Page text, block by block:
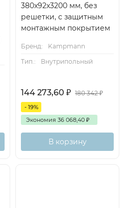
380x92x3200 мм, без
решетки, с защитным
монтажным покрытием
Бренд:
Kampmann
Тип.:
Внутрипольный
144 273,60 ₽ 180 342₽
- 19%
Экономия 36 068,40 ₽
В корзину